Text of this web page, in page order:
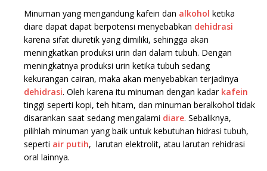
Minuman yang mengandung kafein dan alkohol ketika
diare dapat dapat berpotensi menyebabkan dehidrasi
karena sifat diuretik yang dimiliki, sehingga akan
meningkatkan produksi urin dari dalam tubuh. Dengan
meningkatnya produksi urin ketika tubuh sedang
kekurangan cairan, maka akan menyebabkan terjadinya
dehidrasi. Oleh karena itu minuman dengan kadar kafein
tinggi seperti kopi, teh hitam, dan minuman beralkohol tidak
disarankan saat sedang mengalami diare. Sebaliknya,
pilihlah minuman yang baik untuk kebutuhan hidrasi tubuh,
seperti air putih, larutan elektrolit, atau larutan rehidrasi
oral lainnya.